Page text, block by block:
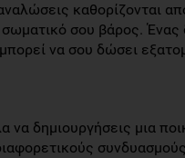
καθορίζονται
σου βάρος. Ένας
να σου δώσει
δημιουργήσεις μια